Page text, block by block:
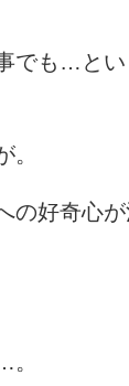
でも…と
の好奇心